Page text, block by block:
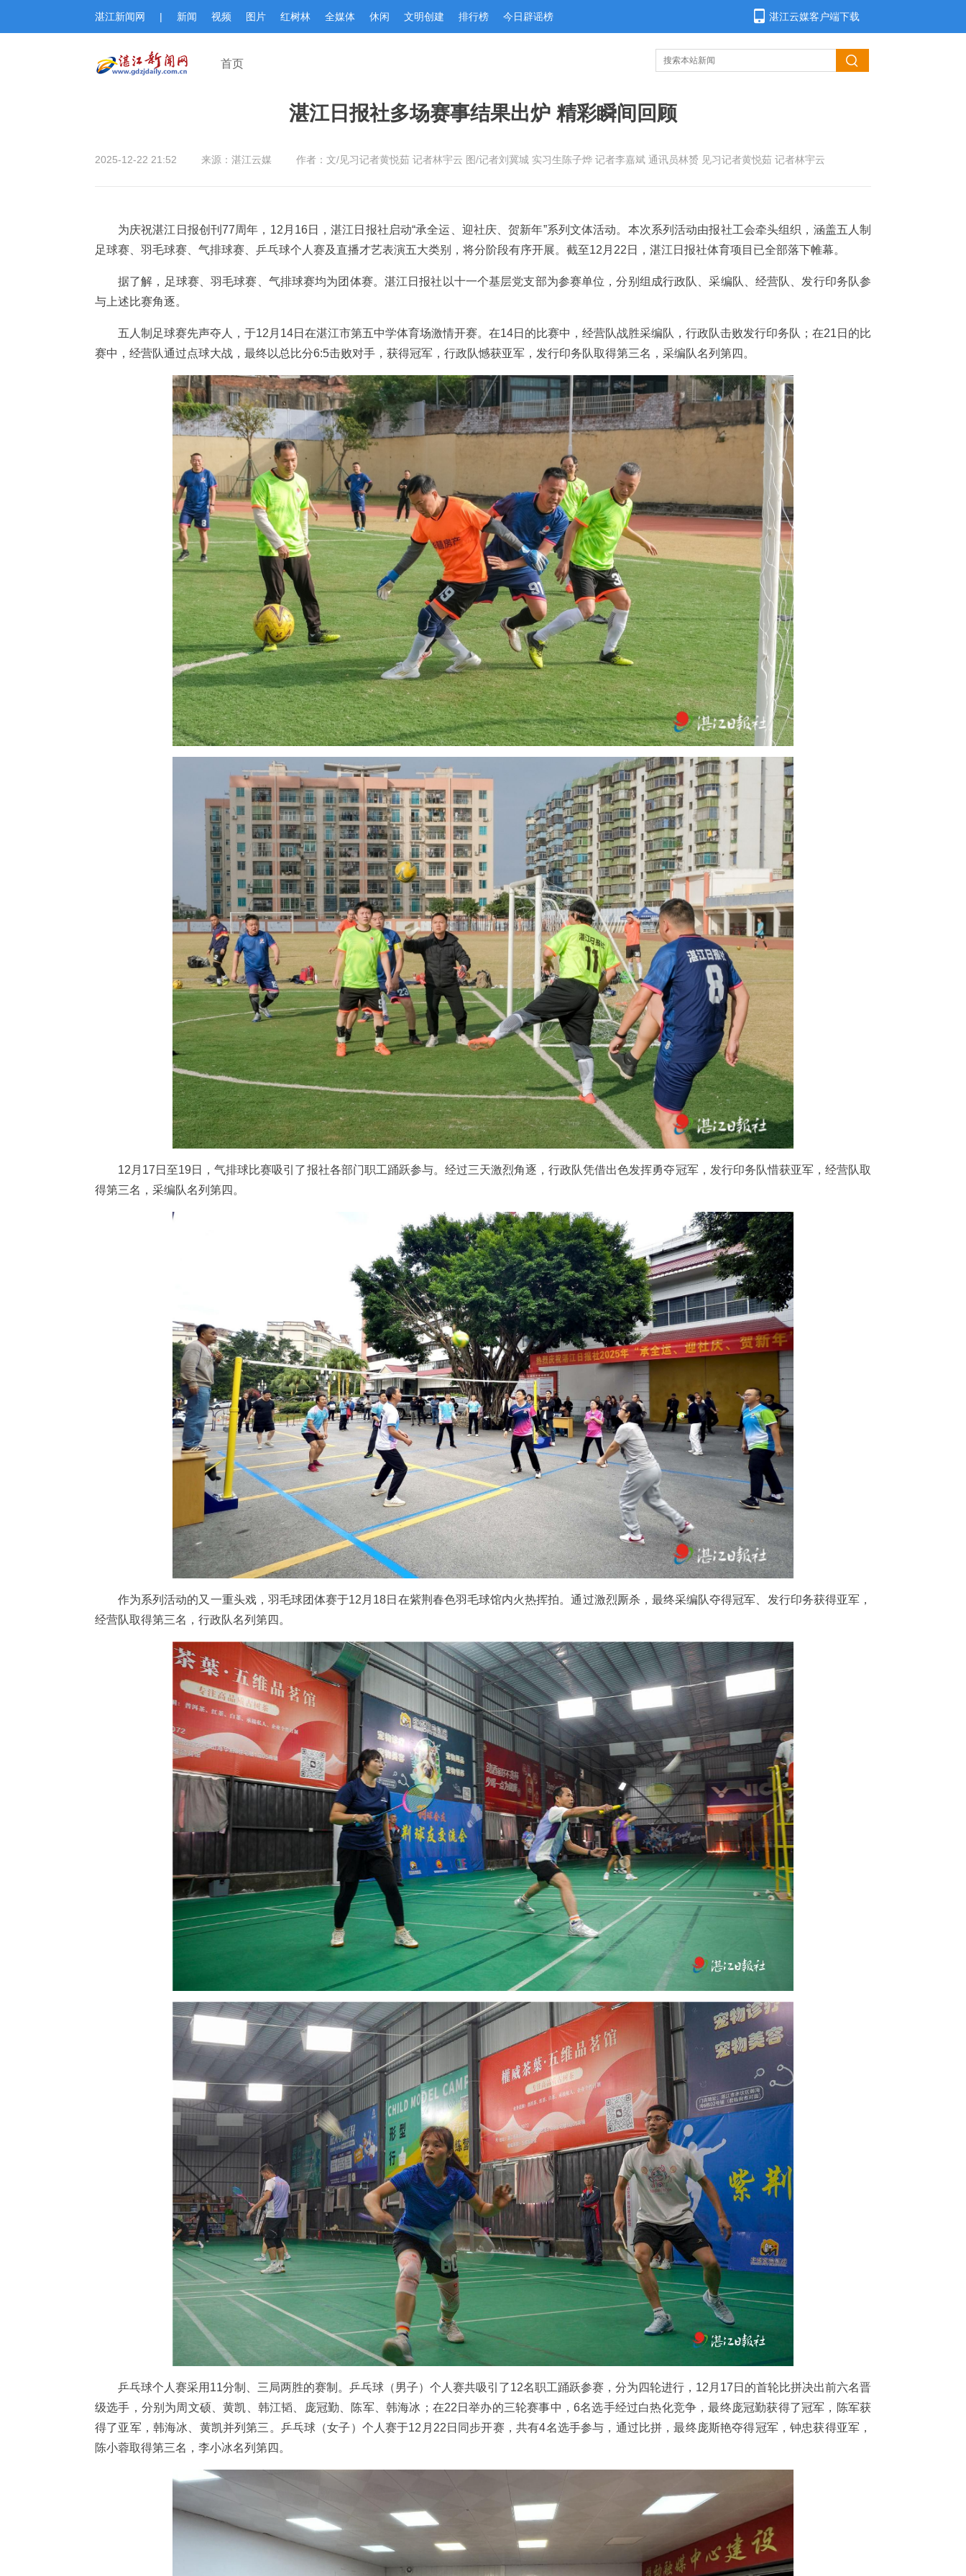
湛江新闻网 | 新闻 视频 图片 红树林 全媒体 休闲 文明创建 排行榜 今日辟谣榜 湛江云媒客户端下载
首页
湛江日报社多场赛事结果出炉 精彩瞬间回顾
2025-12-22 21:52 来源：湛江云媒 作者：文/见习记者黄悦茹 记者林宇云 图/记者刘冀城 实习生陈子烨 记者李嘉斌 通讯员林赟 见习记者黄悦茹 记者林宇云
为庆祝湛江日报创刊77周年，12月16日，湛江日报社启动“承全运、迎社庆、贺新年”系列文体活动。本次系列活动由报社工会牵头组织，涵盖五人制
足球赛、羽毛球赛、气排球赛、乒乓球个人赛及直播才艺表演五大类别，将分阶段有序开展。截至12月22日，湛江日报社体育项目已全部落下帷幕。
据了解，足球赛、羽毛球赛、气排球赛均为团体赛。湛江日报社以十一个基层党支部为参赛单位，分别组成行政队、采编队、经营队、发行印务队参
与上述比赛角逐。
五人制足球赛先声夺人，于12月14日在湛江市第五中学体育场激情开赛。在14日的比赛中，经营队战胜采编队，行政队击败发行印务队；在21日的比
赛中，经营队通过点球大战，最终以总比分6:5击败对手，获得冠军，行政队憾获亚军，发行印务队取得第三名，采编队名列第四。
12月17日至19日，气排球比赛吸引了报社各部门职工踊跃参与。经过三天激烈角逐，行政队凭借出色发挥勇夺冠军，发行印务队惜获亚军，经营队取
得第三名，采编队名列第四。
作为系列活动的又一重头戏，羽毛球团体赛于12月18日在紫荆春色羽毛球馆内火热挥拍。通过激烈厮杀，最终采编队夺得冠军、发行印务获得亚军，
经营队取得第三名，行政队名列第四。
乒乓球个人赛采用11分制、三局两胜的赛制。乒乓球（男子）个人赛共吸引了12名职工踊跃参赛，分为四轮进行，12月17日的首轮比拼决出前六名晋
级选手，分别为周文硕、黄凯、韩江韬、庞冠勤、陈军、韩海冰；在22日举办的三轮赛事中，6名选手经过白热化竞争，最终庞冠勤获得了冠军，陈军获
得了亚军，韩海冰、黄凯并列第三。乒乓球（女子）个人赛于12月22日同步开赛，共有4名选手参与，通过比拼，最终庞斯艳夺得冠军，钟忠获得亚军，
陈小蓉取得第三名，李小冰名列第四。